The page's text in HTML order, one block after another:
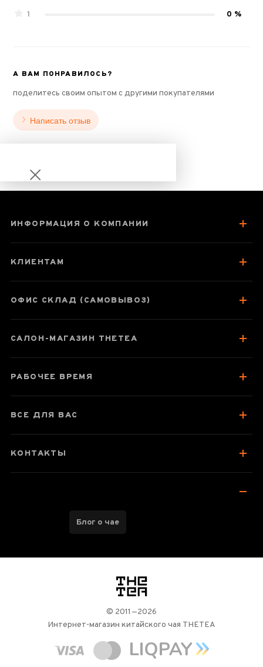
1
0 %
А ВАМ ПОНРАВИЛОСЬ?
поделитесь своим опытом с другими покупателями
Написать отзыв
Паспорт товара
О чае
ИНФОРМАЦИЯ О КОМПАНИИ
КЛИЕНТАМ
ОФИС СКЛАД (САМОВЫВОЗ)
САЛОН-МАГАЗИН THETEA
РАБОЧЕЕ ВРЕМЯ
ВСЕ ДЛЯ ВАС
КОНТАКТЫ
Блог о чае
логотип
© 2011—2026
Интернет-магазин китайского чая THETEA